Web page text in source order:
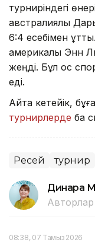
турниріндегі
австралиялық
6:4 есебімен
америкалық Энн
жеңді. Бұл қос
еді.
Айта кетейік,
турнирлерде бақ
Ресей турнир
Динара
Авторлар
08:38, 07 Тамыз 2026